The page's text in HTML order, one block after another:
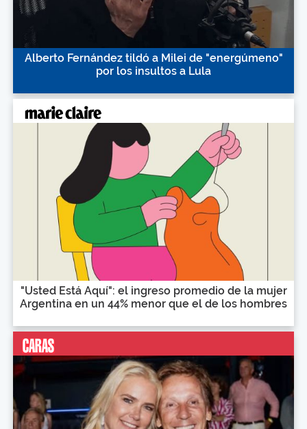
Alberto Fernández tildó a Milei de "energúmeno"
por los insultos a Lula
"Usted Está Aquí": el ingreso promedio de la mujer
Argentina en un 44% menor que el de los hombres